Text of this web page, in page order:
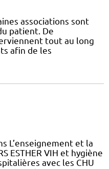
associations sont
patient. De
tout au long
afin de les
L’enseignement et la
ESTHER VIH et hygiène
avec les CHU